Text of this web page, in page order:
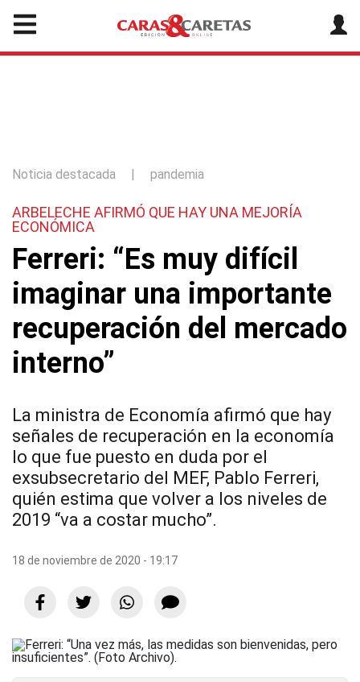
Noticia destacada | pandemia
ARBELECHE AFIRMÓ QUE HAY UNA MEJORÍA
ECONÓMICA
Ferreri: “Es muy difícil
imaginar una importante
recuperación del mercado
interno”
La ministra de Economía afirmó que hay
señales de recuperación en la economía
lo que fue puesto en duda por el
exsubsecretario del MEF, Pablo Ferreri,
quién estima que volver a los niveles de
2019 “va a costar mucho”.
18 de noviembre de 2020 - 19:17